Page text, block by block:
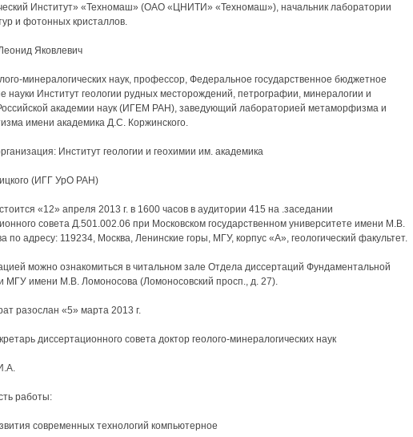
Институт» «Техномаш» (ОАО «ЦНИТИ» «Техномаш»), начальник лаборатории
и фотонных кристаллов.
Яковлевич
минералогических наук, профессор, Федеральное государственное бюджетное
науки Институт геологии рудных месторождений, петрографии, минералогии и
академии наук (ИГЕМ РАН), заведующий лабораторией метаморфизма и
имени академика Д.С. Коржинского.
Институт геологии и геохимии им. академика
(ИГГ УрО РАН)
«12» апреля 2013 г. в 1600 часов в аудитории 415 на .заседании
совета Д.501.002.06 при Московском государственном университете имени М.В.
по адресу: 119234, Москва, Ленинские горы, МГУ, корпус «А», геологический факультет.
можно ознакомиться в читальном зале Отдела диссертаций Фундаментальной
МГУ имени М.В. Ломоносова (Ломоносовский просп., д. 27).
разослан «5» марта 2013 г.
диссертационного совета доктор геолого-минералогических наук
работы:
современных технологий компьютерное